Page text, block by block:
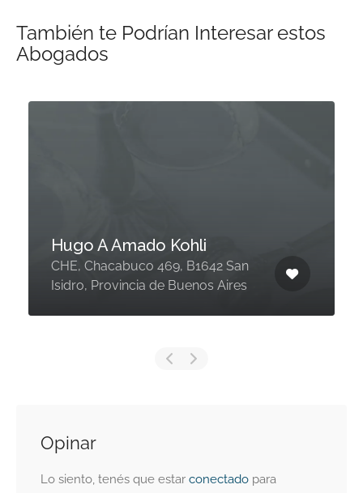
También te Podrían Interesar estos
Abogados
Hugo A Amado Kohli
CHE, Chacabuco 469, B1642 San
Isidro, Provincia de Buenos Aires
Opinar
Lo siento, tenés que estar conectado para